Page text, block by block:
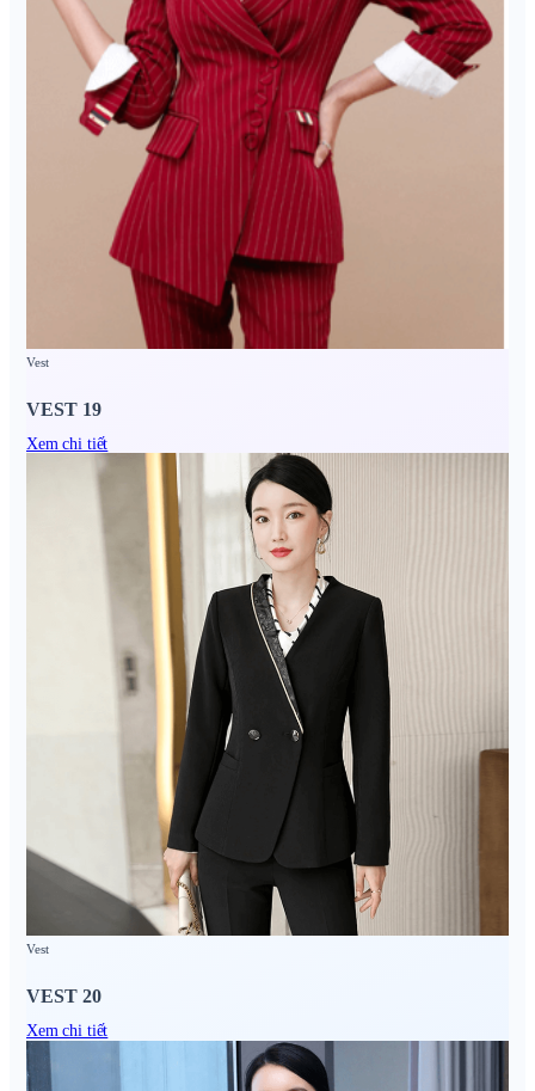
Vest
VEST 19
Xem chi tiết
Vest
VEST 20
Xem chi tiết